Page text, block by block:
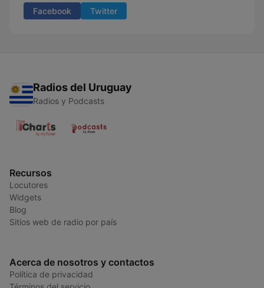
Facebook Twitter
Radios del Uruguay
Radios y Podcasts
Recursos
Locutores
Widgets
Blog
Sitios web de radio por país
Acerca de nosotros y contactos
Política de privacidad